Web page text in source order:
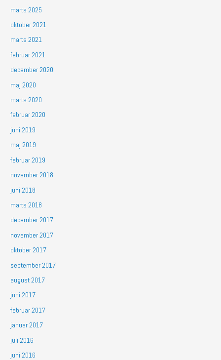
marts 2025
oktober 2021
marts 2021
februar 2021
december 2020
maj 2020
marts 2020
februar 2020
juni 2019
maj 2019
februar 2019
november 2018
juni 2018
marts 2018
december 2017
november 2017
oktober 2017
september 2017
august 2017
juni 2017
februar 2017
januar 2017
juli 2016
juni 2016